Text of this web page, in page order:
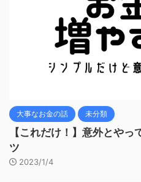
大事なお金の話 未分類
【これだけ！】意外とや
ツ
2023/1/4